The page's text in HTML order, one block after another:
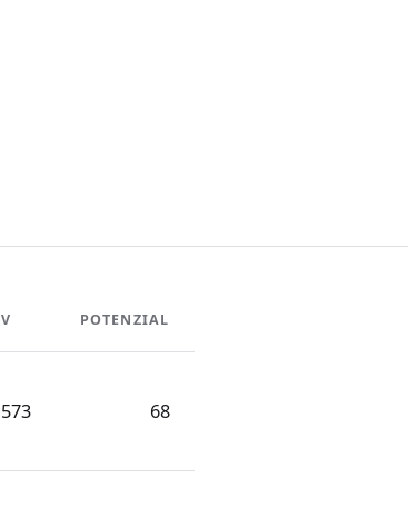
POTENZIAL
68